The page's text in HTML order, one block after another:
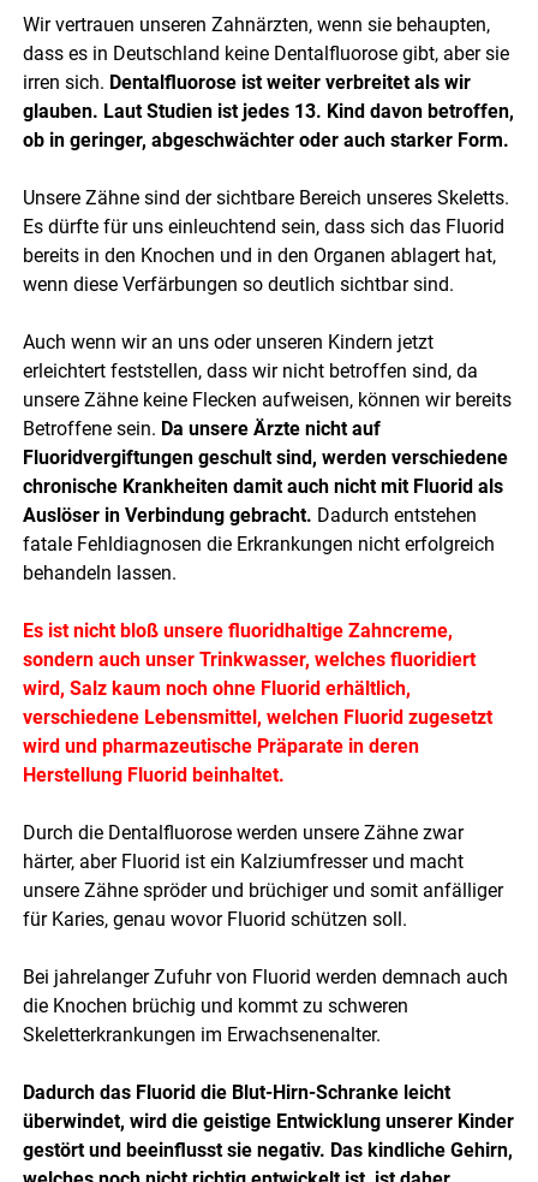
Wir vertrauen unseren Zahnärzten, wenn sie behaupten,
dass es in Deutschland keine Dentalfluorose gibt, aber sie
irren sich. Dentalfluorose ist weiter verbreitet als wir
glauben. Laut Studien ist jedes 13. Kind davon betroffen,
ob in geringer, abgeschwächter oder auch starker Form.
Unsere Zähne sind der sichtbare Bereich unseres Skeletts.
Es dürfte für uns einleuchtend sein, dass sich das Fluorid
bereits in den Knochen und in den Organen ablagert hat,
wenn diese Verfärbungen so deutlich sichtbar sind.
Auch wenn wir an uns oder unseren Kindern jetzt
erleichtert feststellen, dass wir nicht betroffen sind, da
unsere Zähne keine Flecken aufweisen, können wir bereits
Betroffene sein. Da unsere Ärzte nicht auf
Fluoridvergiftungen geschult sind, werden verschiedene
chronische Krankheiten damit auch nicht mit Fluorid als
Auslöser in Verbindung gebracht. Dadurch entstehen
fatale Fehldiagnosen die Erkrankungen nicht erfolgreich
behandeln lassen.
Es ist nicht bloß unsere fluoridhaltige Zahncreme,
sondern auch unser Trinkwasser, welches fluoridiert
wird, Salz kaum noch ohne Fluorid erhältlich,
verschiedene Lebensmittel, welchen Fluorid zugesetzt
wird und pharmazeutische Präparate in deren
Herstellung Fluorid beinhaltet.
Durch die Dentalfluorose werden unsere Zähne zwar
härter, aber Fluorid ist ein Kalziumfresser und macht
unsere Zähne spröder und brüchiger und somit anfälliger
für Karies, genau wovor Fluorid schützen soll.
Bei jahrelanger Zufuhr von Fluorid werden demnach auch
die Knochen brüchig und kommt zu schweren
Skeletterkrankungen im Erwachsenenalter.
Dadurch das Fluorid die Blut-Hirn-Schranke leicht
überwindet, wird die geistige Entwicklung unserer Kinder
gestört und beeinflusst sie negativ. Das kindliche Gehirn,